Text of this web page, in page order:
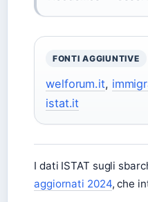
FONTI AGGIUNTIVE
welforum.it,
istat.it
I dati ISTAT sugli
aggiornati 2024, che